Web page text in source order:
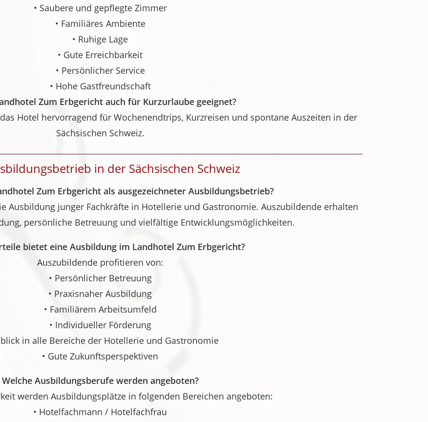
• Saubere und gepflegte Zimmer
• Familiäres Ambiente
• Ruhige Lage
• Gute Erreichbarkeit
• Persönlicher Service
• Hohe Gastfreundschaft
Zum Erbgericht auch für Kurzurlaube geeignet?
Hotel hervorragend für Wochenendtrips, Kurzreisen und spontane Auszeiten in der
Sächsischen Schweiz.
in der Sächsischen Schweiz
Zum Erbgericht als ausgezeichneter Ausbildungsbetrieb?
Ausbildung junger Fachkräfte in Hotellerie und Gastronomie. Auszubildende erhalten
persönliche Betreuung und vielfältige Entwicklungsmöglichkeiten.
bietet eine Ausbildung im Landhotel Zum Erbgericht?
Auszubildende profitieren von:
• Persönlicher Betreuung
• Praxisnaher Ausbildung
• Familiärem Arbeitsumfeld
• Individueller Förderung
in alle Bereiche der Hotellerie und Gastronomie
• Gute Zukunftsperspektiven
Welche Ausbildungsberufe werden angeboten?
werden Ausbildungsplätze in folgenden Bereichen angeboten:
• Hotelfachmann / Hotelfachfrau